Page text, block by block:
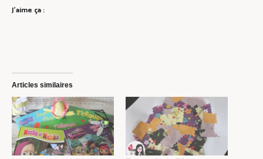
J’aime ça :
Articles similaires